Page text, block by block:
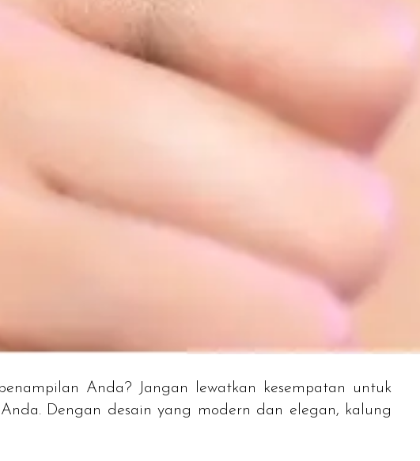
Anda? Jangan lewatkan kesempatan untuk
Dengan desain yang modern dan elegan, kalung